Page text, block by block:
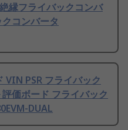
縁フライバックコンバ
コンバータ
PSR フライバック
価ボード フライバック
DUAL